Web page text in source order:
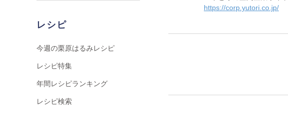
レシピ
今週の栗原はるみレシピ
レシピ特集
年間レシピランキング
レシピ検索
https://corp.yutori.co.jp/